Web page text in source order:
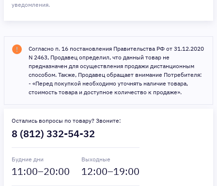
уведомления.
Согласно п. 16 постановления Правительства РФ от 31.12.2020
N 2463, Продавец определил, что данный товар не
предназначен для осуществления продажи дистанционным
способом. Также, Продавец обращает внимание Потребителя:
- «Перед покупкой необходимо уточнять наличие товара,
стоимость товара и доступное количество к продаже».
Остались вопросы по товару? Звоните:
8 (812) 332-54-32
Будние дни
11:00–20:00
Выходные
12:00–19:00